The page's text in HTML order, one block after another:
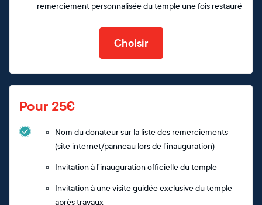
remerciement personnalisée du temple une fois restauré
Choisir
Pour 25€
Nom du donateur sur la liste des remerciements
(site internet/panneau lors de l’inauguration)
Invitation à l’inauguration officielle du temple
Invitation à une visite guidée exclusive du temple
après travaux